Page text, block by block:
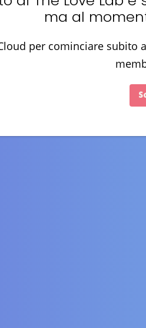
ma al
per cominciare subito